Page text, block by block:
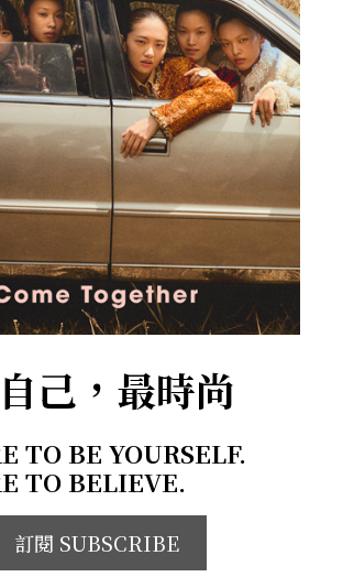
己，最時尚
TO BE YOURSELF.
TO BELIEVE.
訂閱 SUBSCRIBE